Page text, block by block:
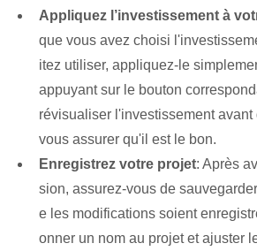
Appliquez l’investissement à
que vous avez choisi
itez utiliser, appliquez-le
appuyant sur le bouton⁤
révisualiser l'investissement
vous assurer qu'il est le bon.
Enregistrez votre projet: Après
sion, assurez-vous de
e les modifications soient
onner un nom au projet et ajuster